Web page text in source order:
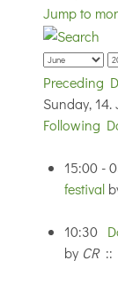
Jump to
Preceding
Sunday, 14.
Following
15:00 -
festival
10:30
by CR::